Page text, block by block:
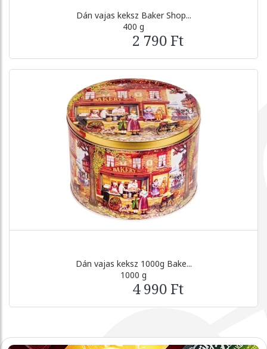
Dán vajas keksz Baker Shop...
400 g
2 790 Ft
Dán vajas keksz 1000g Bake...
1000 g
4 990 Ft